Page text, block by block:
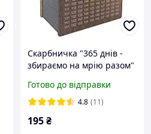
Скарбничка "365 днів -
збираємо на мрію разом"
Готово до відправки
4.8 (11)
195₴